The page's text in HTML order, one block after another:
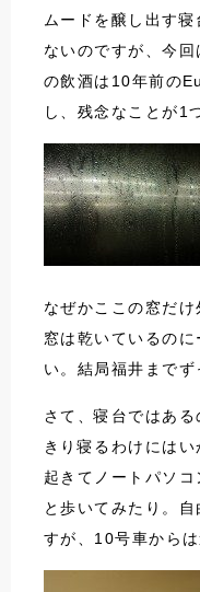
ムードを醸し出す
ないのですが、今
の飲酒は10年前の
し、残念なことが1
なぜかここの窓だ
窓は乾いているの
い。結局福井までず
さて、寝台ではあ
きり寝るわけには
起きてノートパソ
と歩いてみたり。
すが、10号車から